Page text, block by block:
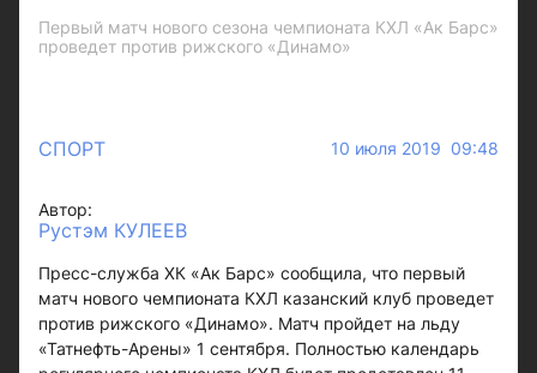
Первый матч нового сезона чемпионата КХЛ «Ак Барс»
проведет против рижского «Динамо»
СПОРТ 10 июля 2019 09:48
Автор:
Рустэм КУЛЕЕВ
Пресс-служба ХК «Ак Барс» сообщила, что первый
матч нового чемпионата КХЛ казанский клуб проведет
против рижского «Динамо». Матч пройдет на льду
«Татнефть-Арены» 1 сентября. Полностью календарь